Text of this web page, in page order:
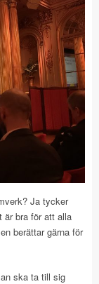
Ja tycker
är bra för att alla
berättar gärna för
ska ta till sig